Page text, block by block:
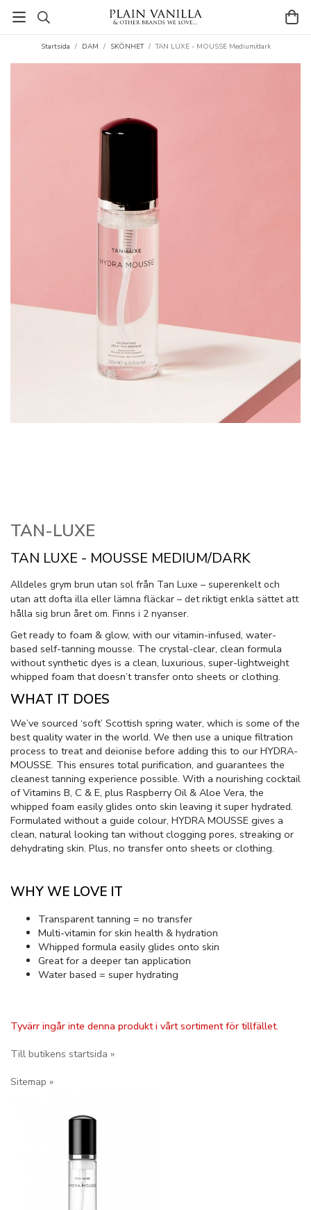
Startsida / DAM / SKÖNHET / TAN LUXE - MOUSSE Medium/dark
TAN-LUXE
TAN LUXE - MOUSSE MEDIUM/DARK
Alldeles grym brun utan sol från Tan Luxe – superenkelt och
utan att dofta illa eller lämna fläckar – det riktigt enkla sättet att
hålla sig brun året om. Finns i 2 nyanser.
Get ready to foam & glow, with our vitamin-infused, water-
based self-tanning mousse. The crystal-clear, clean formula
without synthetic dyes is a clean, luxurious, super-lightweight
whipped foam that doesn’t transfer onto sheets or clothing.
WHAT IT DOES
We’ve sourced ‘soft’ Scottish spring water, which is some of the
best quality water in the world. We then use a unique filtration
process to treat and deionise before adding this to our HYDRA-
MOUSSE. This ensures total purification, and guarantees the
cleanest tanning experience possible. With a nourishing cocktail
of Vitamins B, C & E, plus Raspberry Oil & Aloe Vera, the
whipped foam easily glides onto skin leaving it super hydrated.
Formulated without a guide colour, HYDRA MOUSSE gives a
clean, natural looking tan without clogging pores, streaking or
dehydrating skin. Plus, no transfer onto sheets or clothing.
WHY WE LOVE IT
Transparent tanning = no transfer
Multi-vitamin for skin health & hydration
Whipped formula easily glides onto skin
Great for a deeper tan application
Water based = super hydrating
Tyvärr ingår inte denna produkt i vårt sortiment för tillfället.
Till butikens startsida »
Sitemap »